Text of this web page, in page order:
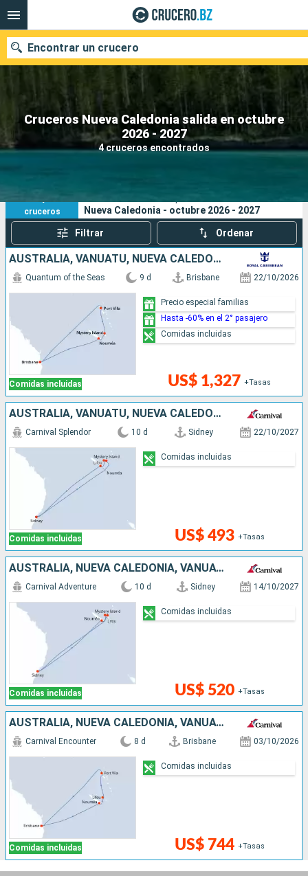
Cruceros Nueva Caledonia salida en octubre
2026 - 2027
4 cruceros encontrados
Encontrar un crucero
Nuestros destinos
Fecha de salida
Buscar
4
cruceros
Nueva Caledonia - octubre 2026 - 2027
Filtrar Ordenar
AUSTRALIA, VANUATU, NUEVA CALEDONIA
Comidas incluidas
Quantum of the Seas 9 d Brisbane 22/10/2026
US$ 1,327 +Tasas
Precio especial familias
Hasta -60% en el 2° pasajero
Comidas incluidas
AUSTRALIA, VANUATU, NUEVA CALEDONIA
Comidas incluidas
Carnival Splendor 10 d Sidney 22/10/2027
US$ 493 +Tasas
Comidas incluidas
AUSTRALIA, NUEVA CALEDONIA, VANUATU
Comidas incluidas
Carnival Adventure 10 d Sidney 14/10/2027
US$ 520 +Tasas
Comidas incluidas
AUSTRALIA, NUEVA CALEDONIA, VANUATU
Comidas incluidas
Carnival Encounter 8 d Brisbane 03/10/2026
US$ 744 +Tasas
Comidas incluidas